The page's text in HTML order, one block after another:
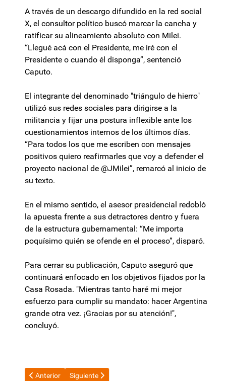
A través de un descargo difundido en la red social
X, el consultor político buscó marcar la cancha y
ratificar su alineamiento absoluto con Milei.
“Llegué acá con el Presidente, me iré con el
Presidente o cuando él disponga”, sentenció
Caputo.
El integrante del denominado "triángulo de hierro"
utilizó sus redes sociales para dirigirse a la
militancia y fijar una postura inflexible ante los
cuestionamientos internos de los últimos días.
“Para todos los que me escriben con mensajes
positivos quiero reafirmarles que voy a defender el
proyecto nacional de @JMilei”, remarcó al inicio de
su texto.
En el mismo sentido, el asesor presidencial redobló
la apuesta frente a sus detractores dentro y fuera
de la estructura gubernamental: “Me importa
poquísimo quién se ofende en el proceso”, disparó.
Para cerrar su publicación, Caputo aseguró que
continuará enfocado en los objetivos fijados por la
Casa Rosada. "Mientras tanto haré mi mejor
esfuerzo para cumplir su mandato: hacer Argentina
grande otra vez. ¡Gracias por su atención!",
concluyó.
Artículo anterior: Autoridades de Gobierno recibieron al
Anterior Artículo siguiente: Récord histórico en
Siguiente